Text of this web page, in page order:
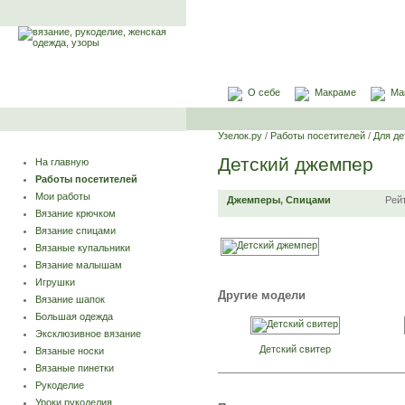
О себе Макраме
На главную
Работы посетителей
Мои работы
Вязание крючком
Вязание спицами
Вязаные купальники
Вязание малышам
Игрушки
Вязание шапок
Большая одежда
Эксклюзивное вязание
Вязаные носки
Вязаные пинетки
Рукоделие
Уроки рукоделия
Узелок.ру / Работы посетителей / Для
Детский джемпер
Джемперы, Спицами
Другие модели
Детский свитер